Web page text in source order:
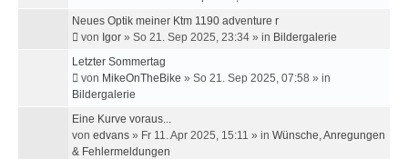
Neues Optik meiner Ktm 1190 adventure r
von Igor » So 21. Sep 2025, 23:34 » in Bildergalerie
Letzter Sommertag
von MikeOnTheBike » So 21. Sep 2025, 07:58 » in
Bildergalerie
Eine Kurve voraus...
von edvans » Fr 11. Apr 2025, 15:11 » in Wünsche, Anregungen
& Fehlermeldungen